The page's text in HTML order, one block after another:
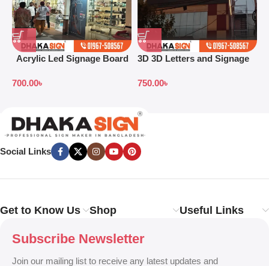
Acrylic Led Signage Board
700.00৳
3D 3D Letters and Signage
750.00৳
Social Links
Get to Know Us Shop Useful Links
Subscribe Newsletter
Join our mailing list to receive any latest updates and